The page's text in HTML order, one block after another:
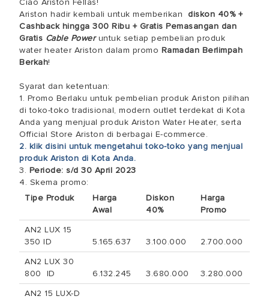
Ciao Ariston Fellas!
Ariston hadir kembali untuk memberikan
diskon 40% +
Cashback hingga 300 Ribu + Gratis Pemasangan dan
Gratis Cable Poweruntuk setiap pembelian produk
water heater Ariston dalam promo Ramadan Berlimpah
Berkah!
Syarat dan ketentuan:
1. Promo Berlaku untuk pembelian produk Ariston pilihan
di toko-toko tradisional, modern outlet terdekat di Kota
Anda yang menjual produk Ariston Water Heater, serta
Official Store Ariston di berbagai E-commerce.
2. klik disini untuk mengetahui toko-toko yang menjual
produk Ariston di Kota Anda.
3. Periode: s/d 30 April 2023
4. Skema promo:
Tipe Produk
Harga
Awal
Diskon
40%
Harga
Promo
AN2 LUX 15
350 ID
5.165.637 3.100.000
2.700.000
AN2 LUX 30
800 ID
6.132.245 3.680.000
3.280.000
AN2 15 LUX-D